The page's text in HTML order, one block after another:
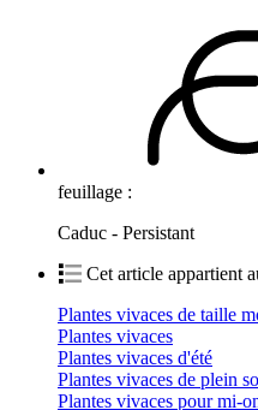
feuillage :
Caduc - Persistant
Cet article appartient
Plantes vivaces de taille
Plantes vivaces
Plantes vivaces d'été
Plantes vivaces de plein
Plantes vivaces pour mi-